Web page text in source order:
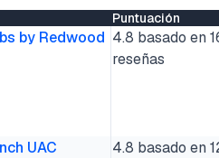
Puntuación
by Redwood 4.8 basado en
reseñas
UAC
4.8 basado en